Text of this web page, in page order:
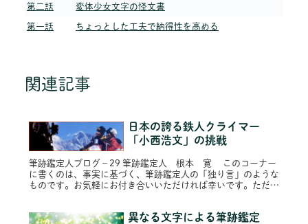
第二話 変体少女文字の怪文書
第一話 ちょっとした工夫で納得性を高める
関連記事
日本の誇る鉄人クライマー
「小西浩文」の挑戦
筆跡鑑定人ブログ－29 筆跡鑑定人 根本 寛 このコーナー
に書くのは、事実に基づく、筆跡鑑定人の「独り言」のような
ものです。お気軽にお付き合いいただければ幸いです。ただ
異なる文字による筆跡鑑定